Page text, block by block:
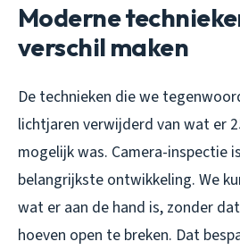
Moderne
verschil maken
De technieken die we
lichtjaren verwijderd van wat er
mogelijk was. Camera-inspectie
belangrijkste ontwikkeling. We
wat er aan de hand is, zonder
hoeven open te breken. Dat